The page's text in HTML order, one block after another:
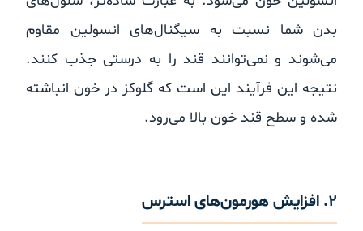
بدن شما نسبت به سیگنال‌های انسولین مقاوم
می‌شوند و نمی‌توانند قند را به درستی جذب کنند.
نتیجه این فرآیند این است که گلوکز در خون انباشته
شده و سطح قند خون بالا می‌رود.